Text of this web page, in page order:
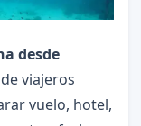
desde
viajeros
vuelo, hotel,